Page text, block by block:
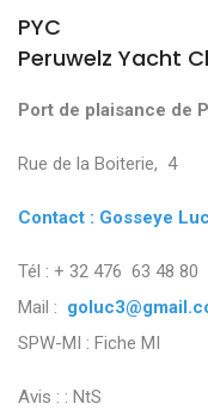
PYC
Peruwelz Yacht
Port de plaisance de
Rue de la
Contact : Gosseye Luc
Tél : + 32 476 63 48 80
Mail :
SPW-MI : Fiche MI
Avis : : NtS